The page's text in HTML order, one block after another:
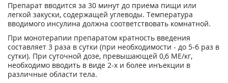
Препарат вводится за 30 минут до приема пищи или
легкой закуски, содержащей углеводы. Температура
вводимого инсулина должна соответствовать комнатной.
При монотерапии препаратом кратность введения
составляет 3 раза в сутки (при необходимости - до 5-6 раз в
сутки). При суточной дозе, превышающей 0,6 МЕ/кг,
необходимо вводить в виде 2-х и более инъекции в
различные области тела.